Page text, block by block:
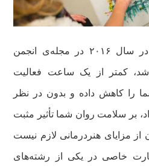
بر اساس مطالعه ای که در سال ۲۰۱۶ در مجله‌ی انجمن
شد، کمتر از یک ساعت فعالیت
را کاهش داده و بدون در نظر
بر سلامت روان شما تأثیر مثبت
از مزایای هنردرمانی لازم نیست
خاصی در یکی از رشته‌های